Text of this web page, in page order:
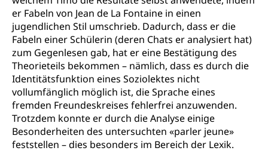
er Fabeln von Jean de La Fontaine in einen
jugendlichen Stil umschrieb. Dadurch, dass er die
Fabeln einer Schülerin (deren Chats er analysiert hat)
zum Gegenlesen gab, hat er eine Bestätigung des
Theorieteils bekommen – nämlich, dass es durch die
Identitätsfunktion eines Soziolektes nicht
vollumfänglich möglich ist, die Sprache eines
fremden Freundeskreises fehlerfrei anzuwenden.
Trotzdem konnte er durch die Analyse einige
Besonderheiten des untersuchten «parler jeune»
feststellen – dies besonders im Bereich der Lexik.
Kunst & Kultur (Luzern Tourismus)
Kulturförderung
Kulturpolitik, Sprachförderung, Denkmalpflege,
kulturelles Angebot, Kulturerbe, kulturelles Erbe,
Nachwuchsförderung, Vermittlung, Selektive
Förderung, Kulturausschreibungen, Kulturpreis,
Werkbeitrag, Produktionsbeitrag, Recherche,
Bildende Kunst, Angewandte Kunst, Theater/Tanz,
Musik, Entwicklung, Programmbeiträge,
Filmförderung, Regionale Förderfonds,
Werkankäufe, Kunstankäufe, Kunst und Bau, Schule
und Kultur, Kulturgesuche, Kulturvermittlung
Kulturförderung und Vermittlung